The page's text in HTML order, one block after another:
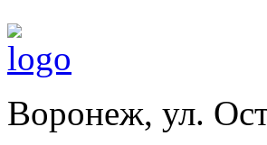
Воронеж, ул.